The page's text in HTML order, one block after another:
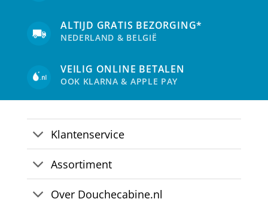
ALTIJD GRATIS BEZORGING*
NEDERLAND & BELGIË
VEILIG ONLINE BETALEN
OOK KLARNA & APPLE PAY
Klantenservice
Assortiment
Over Douchecabine.nl